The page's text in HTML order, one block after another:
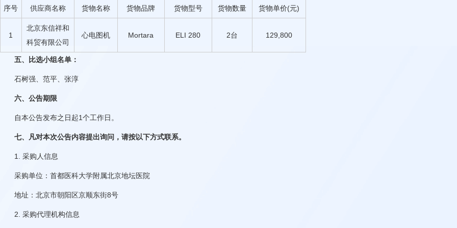
序号 供应商名称 货物名称 货物品牌 货物型号 货物数量 货物单价(元)
1
北京东信祥和
科贸有限公司
心电图机 Mortara ELI 280 2台 129,800
五、比选小组名单：
石树强、范平、张淳
六、公告期限
自本公告发布之日起1个工作日。
七、凡对本次公告内容提出询问，请按以下方式联系。
1. 采购人信息
采购单位：首都医科大学附属北京地坛医院
地址：北京市朝阳区京顺东街8号
2. 采购代理机构信息